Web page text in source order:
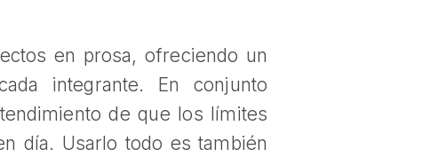
en prosa, ofreciendo un
integrante. En conjunto
de que los límites
día. Usarlo todo es también